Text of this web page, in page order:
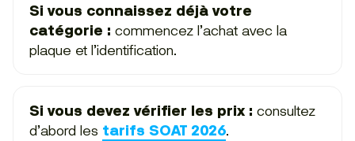
Si vous connaissez déjà votre
catégorie : commencez l’achat avec la
plaque et l’identification.
Si vous devez vérifier les prix : consultez
d’abord les tarifs SOAT 2026.